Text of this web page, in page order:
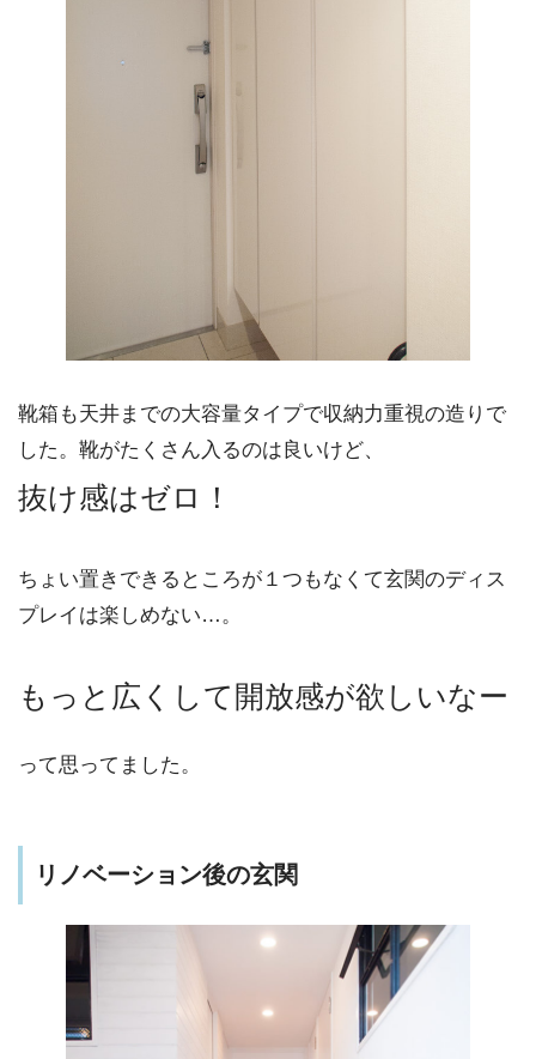
靴箱も天井までの大容量タイプで収納力重視の造りで
した。靴がたくさん入るのは良いけど、
抜け感はゼロ！
ちょい置きできるところが１つもなくて玄関のディス
プレイは楽しめない…。
もっと広くして開放感が欲しいなー
って思ってました。
リノベーション後の玄関